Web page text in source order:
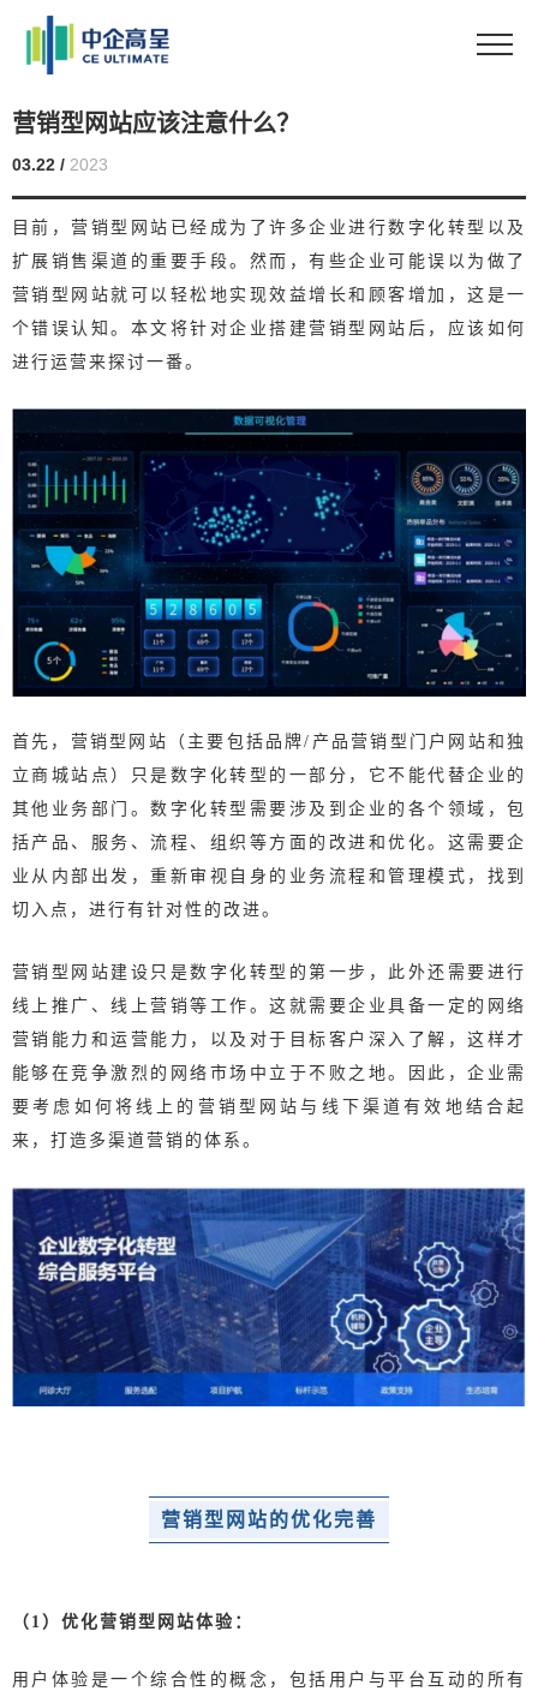
营销型网站应该注意什么？
03.22 / 2023
目前，营销型网站已经成为了许多企业进行数字化转型以及
扩展销售渠道的重要手段。然而，有些企业可能误以为做了
营销型网站就可以轻松地实现效益增长和顾客增加，这是一
个错误认知。本文将针对企业搭建营销型网站后，应该如何
进行运营来探讨一番。
首先，营销型网站（主要包括品牌/产品营销型门户网站和独
立商城站点）只是数字化转型的一部分，它不能代替企业的
其他业务部门。数字化转型需要涉及到企业的各个领域，包
括产品、服务、流程、组织等方面的改进和优化。这需要企
业从内部出发，重新审视自身的业务流程和管理模式，找到
切入点，进行有针对性的改进。
营销型网站建设只是数字化转型的第一步，此外还需要进行
线上推广、线上营销等工作。这就需要企业具备一定的网络
营销能力和运营能力，以及对于目标客户深入了解，这样才
能够在竞争激烈的网络市场中立于不败之地。因此，企业需
要考虑如何将线上的营销型网站与线下渠道有效地 结合起
来，打造多渠道营销的体系。
营销型网站的优化完善
（1）优化营销型网站体验：
用户体验是一个综合性的概念，包括用户与平台互动的所有